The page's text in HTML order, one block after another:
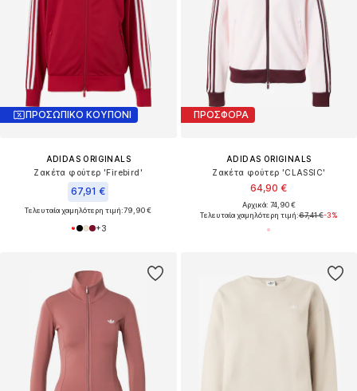
ΠΡΟΣΩΠΙΚΟ ΚΟΥΠΟΝΙ
ADIDAS ORIGINALS
Ζακέτα φούτερ 'Firebird'
67,91 €
Τελευταία χαμηλότερη τιμή:79,90 €
+3
ΠΡΟΣΦΟΡΑ
ADIDAS ORIGINALS
Ζακέτα φούτερ 'CLASSIC'
64,90 €
Αρχικά: 74,90 €
Τελευταία χαμηλότερη τιμή:67,41 €-3%